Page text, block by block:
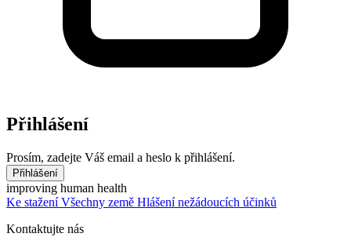
Přihlášení
Prosím, zadejte Váš email a heslo k přihlášení.
Přihlášení
improving human health
Ke staženíVšechny země Hlášení nežádoucích účinků
Kontaktujte nás